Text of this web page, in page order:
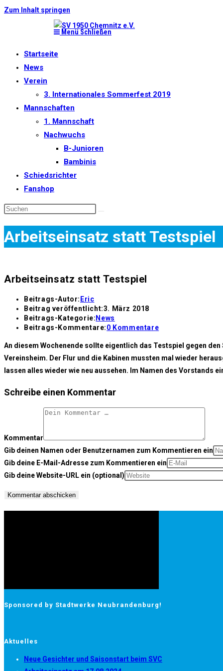
Zum Inhalt springen
Menü Schließen
Startseite
News
Verein
3. Internationales Sommerfest 2019
Mannschaften
1. Mannschaft
Nachwuchs
B-Junioren
Bambinis
Schiedsrichter
Fanshop
Arbeitseinsatz statt Testspiel
Arbeitseinsatz statt Testspiel
Beitrags-Autor: Eric
Beitrag veröffentlicht:3. März 2018
Beitrags-Kategorie: News
Beitrags-Kommentare:0 Kommentare
An diesem Wochenende sollte eigentlich das Testspiel gegen
Vereinsheim. Der Flur und die Kabinen mussten mal wieder
lassen alles wieder wie neu aussehen. Im Namen des Vorstands
Schreibe einen Kommentar
Kommentar
Gib deinen Namen oder Benutzernamen zum Kommentieren ein
Gib deine E-Mail-Adresse zum Kommentieren ein
Gib deine Website-URL ein (optional)
Sponsored by Stadtwerke Neubrandenburg!
Aktuelles
Neue Gesichter und Saisonstart beim SVC